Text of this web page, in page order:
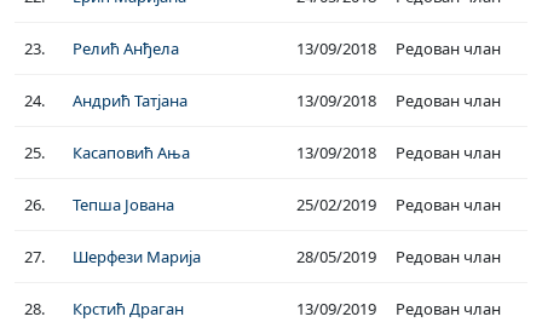
23. Релић Анђела 13/09/2018 Редован члан
24. Андрић Татјана 13/09/2018 Редован члан
25. Касаповић Ања 13/09/2018 Редован члан
26. Тепша Јована 25/02/2019 Редован члан
27. Шерфези Марија 28/05/2019 Редован члан
28. Крстић Драган 13/09/2019 Редован члан